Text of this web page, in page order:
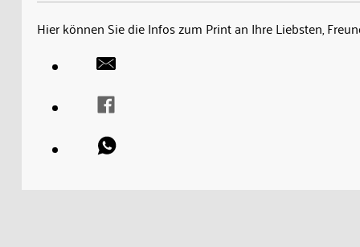
Hier können Sie die Infos zum Print an Ihre Liebsten,